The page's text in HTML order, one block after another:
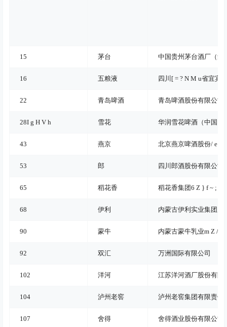
15 茅台 中国贵州茅台酒厂（集
16 五粮液 四川 [ = ? N M u省宜宾
22 青岛啤酒 青岛啤酒股份有限公司
28I g H V h 雪花 华润雪花啤酒（中国）
43 燕京 北京燕京啤酒股份/ e n
53 郎 四川郎酒股份有限公司
65 稻花香 稻花香集团6 Z } f ~ ; P
68 伊利 内蒙古伊利实业集团股
90 蒙牛 内蒙古蒙牛乳业m Z / `
92 双汇 万洲国际有限公司
102 洋河 江苏洋河酒厂股份有限
104 泸州老窖 泸州老窖集团有限责任
107 舍得 舍得酒业股份有限公司